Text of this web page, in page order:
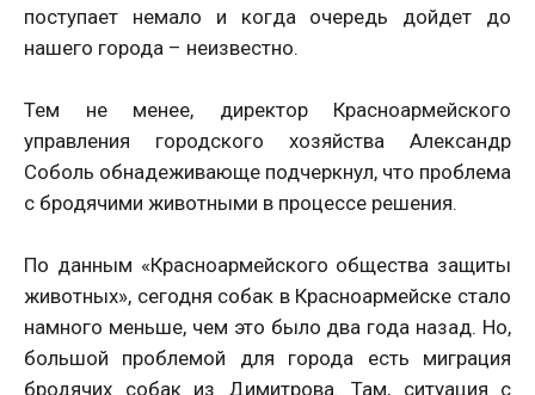
поступает немало и когда очередь дойдет до
нашего города – неизвестно.
Тем не менее, директор Красноармейского
управления городского хозяйства Александр
Соболь обнадеживающе подчеркнул, что проблема
с бродячими животными в процессе решения.
По данным «Красноармейского общества защиты
животных», сегодня собак в Красноармейске стало
намного меньше, чем это было два года назад. Но,
большой проблемой для города есть миграция
бродячих собак из Димитрова. Там, ситуация с